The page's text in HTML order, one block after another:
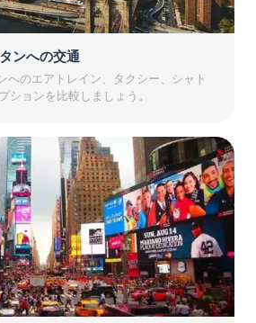
ンへの交通
へのエアトレイン、タクシー、シャト
ションを比較しましょう。